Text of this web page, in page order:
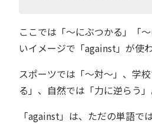
ここでは「〜にぶつかる」「
いイメージで「against」が使
スポーツでは「〜対〜」、学
る」、自然では「力に逆らう」
「against」は、ただの単語で